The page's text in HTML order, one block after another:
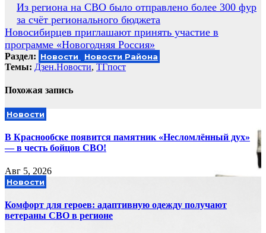
Навигация
по
записям
Из региона на СВО было отправлено более 300 фур
за счёт регионального бюджета
Новосибирцев приглашают принять участие в
программе «Новогодняя Россия»
Раздел: Новости Новости Района
Темы: Дзен.Новости, ТГпост
Похожая запись
Новости
В Краснообске появится памятник «Несломлённый дух»
— в честь бойцов СВО!
Авг 5, 2026
Новости
Комфорт для героев: адаптивную одежду получают
ветераны СВО в регионе